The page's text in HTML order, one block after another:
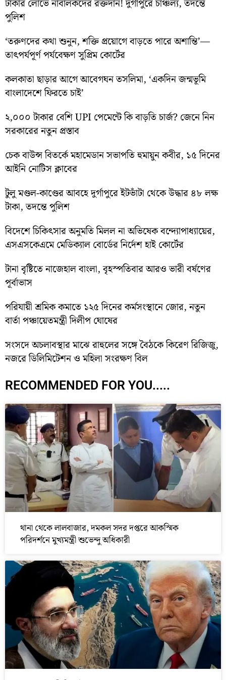
টাকার লোভে নাবালকদের রক্তদান! দুর্গাপুরে চাঞ্চল্য, তদন্তে
পুলিশ
‘তরুণদের কথা শুনুন, শক্তি প্রয়োগে বাড়তে পারে অশান্তি’—
তাৎপর্যপূর্ণ পর্যবেক্ষণ সুপ্রিম কোর্টের
কলকাতা ছাড়ার আগে আবেগঘন তসলিমা, ‘একদিন জন্মভূমি
বাংলাদেশে ফিরতে চাই’
২,০০০ টাকার বেশি UPI পেমেন্টে কি বাড়তি চার্জ? জেনে নিন
সরকারের নতুন প্রস্তাব
চেক বাউন্স বিতর্কে মহামেডান সভাপতি হুমায়ুন কবীর, ১৫ দিনের
আইনি নোটিস ক্লাবের
টুলু মণ্ডল-কাণ্ডের আবহে দুর্গাপুরে ইটভাঁটা থেকে উদ্ধার ৪৮ লক্ষ
টাকা, তদন্তে পুলিশ
বিদেশে চিকিৎসার অনুমতি মিলল না অভিষেক বন্দ্যোপাধ্যায়ের,
এসএসকেএমে মেডিক্যাল বোর্ডের নির্দেশ হাই কোর্টের
টানা বৃষ্টিতে নাজেহাল বাংলা, বৃহস্পতিবার আরও ভারী বর্ষণের
পূর্বাভাস
পরিযায়ী শ্রমিক কমাতে ১২৫ দিনের কর্মসংস্থানে জোর, নতুন
বার্তা পঞ্চায়েতমন্ত্রী দিলীপ ঘোষের
সংসদে অচলাবস্থার মাঝে রাহুলের সঙ্গে বৈঠকে কিরেণ রিজিজু,
নজরে ডিলিমিটেশন ও মহিলা সংরক্ষণ বিল
RECOMMENDED FOR YOU.....
থানা থেকে লালবাজার, দমকল সদর দপ্তরে আকস্মিক
পরিদর্শনে মুখ্যমন্ত্রী শুভেন্দু অধিকারী